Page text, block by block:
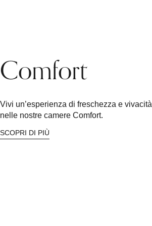
Comfort
Vivi un’esperienza di freschezza e vivacità
nelle nostre camere Comfort.
SCOPRI DI PIÙ